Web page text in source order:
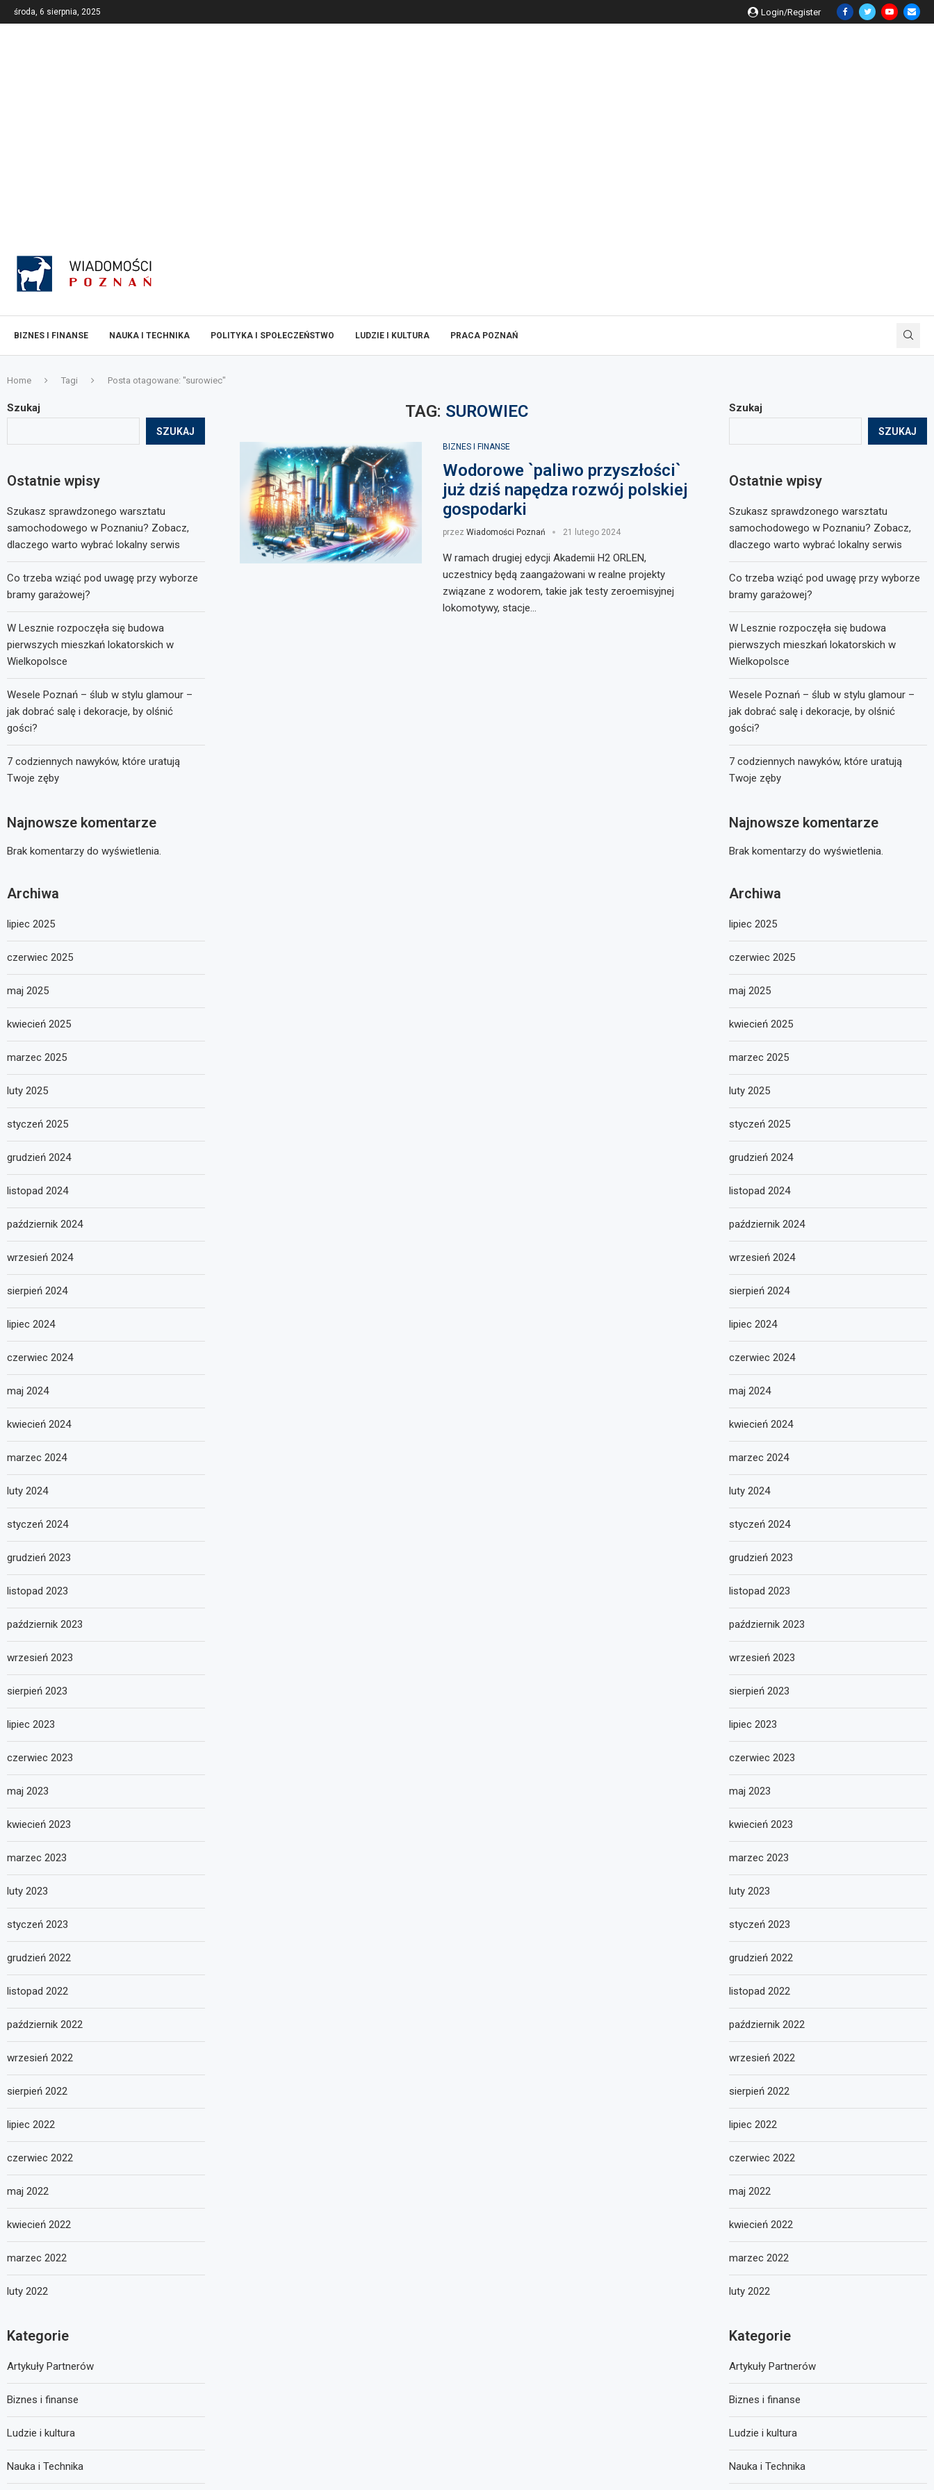
środa, 6 sierpnia, 2025 Login/Register
BIZNES I FINANSE NAUKA I TECHNIKA POLITYKA I SPOŁECZEŃSTWO LUDZIE I KULTURA PRACA POZNAŃ
Home Tagi Posta otagowane: "surowiec"
TAG: SUROWIEC
BIZNES I FINANSE
Wodorowe `paliwo przyszłości`
już dziś napędza rozwój polskiej
gospodarki
przez Wiadomości Poznań 21 lutego 2024
W ramach drugiej edycji Akademii H2 ORLEN,
uczestnicy będą zaangażowani w realne projekty
związane z wodorem, takie jak testy zeroemisyjnej
lokomotywy, stacje…
Szukaj
SZUKAJ
Ostatnie wpisy
Szukasz sprawdzonego warsztatu
samochodowego w Poznaniu? Zobacz,
dlaczego warto wybrać lokalny serwis
Co trzeba wziąć pod uwagę przy wyborze
bramy garażowej?
W Lesznie rozpoczęła się budowa
pierwszych mieszkań lokatorskich w
Wielkopolsce
Wesele Poznań – ślub w stylu glamour –
jak dobrać salę i dekoracje, by olśnić
gości?
7 codziennych nawyków, które uratują
Twoje zęby
Najnowsze komentarze
Brak komentarzy do wyświetlenia.
Archiwa
lipiec 2025
czerwiec 2025
maj 2025
kwiecień 2025
marzec 2025
luty 2025
styczeń 2025
grudzień 2024
listopad 2024
październik 2024
wrzesień 2024
sierpień 2024
lipiec 2024
czerwiec 2024
maj 2024
kwiecień 2024
marzec 2024
luty 2024
styczeń 2024
grudzień 2023
listopad 2023
październik 2023
wrzesień 2023
sierpień 2023
lipiec 2023
czerwiec 2023
maj 2023
kwiecień 2023
marzec 2023
luty 2023
styczeń 2023
grudzień 2022
listopad 2022
październik 2022
wrzesień 2022
sierpień 2022
lipiec 2022
czerwiec 2022
maj 2022
kwiecień 2022
marzec 2022
luty 2022
Kategorie
Artykuły Partnerów
Biznes i finanse
Ludzie i kultura
Nauka i Technika
Szukaj
SZUKAJ
Ostatnie wpisy
Szukasz sprawdzonego warsztatu
samochodowego w Poznaniu? Zobacz,
dlaczego warto wybrać lokalny serwis
Co trzeba wziąć pod uwagę przy wyborze
bramy garażowej?
W Lesznie rozpoczęła się budowa
pierwszych mieszkań lokatorskich w
Wielkopolsce
Wesele Poznań – ślub w stylu glamour –
jak dobrać salę i dekoracje, by olśnić
gości?
7 codziennych nawyków, które uratują
Twoje zęby
Najnowsze komentarze
Brak komentarzy do wyświetlenia.
Archiwa
lipiec 2025
czerwiec 2025
maj 2025
kwiecień 2025
marzec 2025
luty 2025
styczeń 2025
grudzień 2024
listopad 2024
październik 2024
wrzesień 2024
sierpień 2024
lipiec 2024
czerwiec 2024
maj 2024
kwiecień 2024
marzec 2024
luty 2024
styczeń 2024
grudzień 2023
listopad 2023
październik 2023
wrzesień 2023
sierpień 2023
lipiec 2023
czerwiec 2023
maj 2023
kwiecień 2023
marzec 2023
luty 2023
styczeń 2023
grudzień 2022
listopad 2022
październik 2022
wrzesień 2022
sierpień 2022
lipiec 2022
czerwiec 2022
maj 2022
kwiecień 2022
marzec 2022
luty 2022
Kategorie
Artykuły Partnerów
Biznes i finanse
Ludzie i kultura
Nauka i Technika